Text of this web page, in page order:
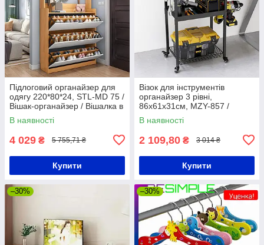
Підлоговий органайзер для
одягу 220*80*24, STL-MD 75 /
Вішак-органайзер / Вішалка в
передпокій
В наявності
4 029 ₴ 5 755,71 ₴
Купити
Візок для інструментів
органайзер 3 рівні,
86х61x31см, MZY-857 /
Пересувний органайзер для
інструментів
В наявності
2 109,80 ₴ 3 014 ₴
Купити
–30% –30%